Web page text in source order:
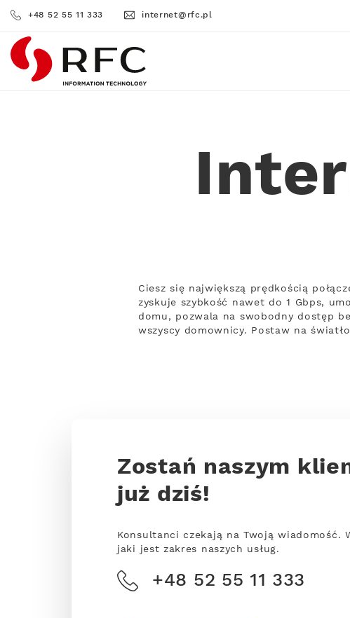
+48 52 55 11 333 internet@rfc.pl
RFC
Ciesz się największą prędkością
zyskuje szybkość nawet do 1 Gbps,
domu, pozwala na swobodny dostęp
wszyscy domownicy. Postaw na
Zostań naszym
już dziś!
Konsultanci czekają na Twoją wiadomość.
jaki jest zakres naszych usług.
+48 52 55 11 333